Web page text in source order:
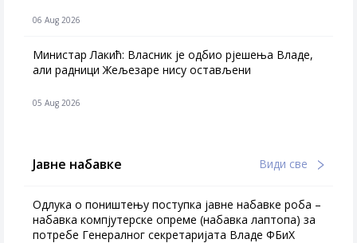
06 Aug 2026
Министар Лакић: Власник је одбио рјешења Владе,
али радници Жељезаре нису остављени
05 Aug 2026
Јавне набавке Види све
Одлука о поништењу поступка јавне набавке роба –
набавка компјутерске опреме (набавка лаптопа) за
потребе Генералног секретаријата Владе ФБиХ